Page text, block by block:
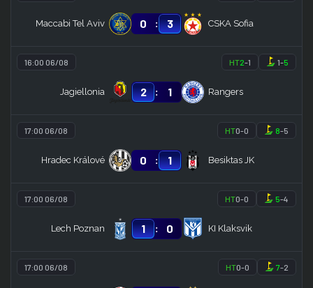
Maccabi Tel Aviv 0 : 3 CSKA Sofia
16:00 06/08 HT2-1 1-5
Jagiellonia 2 : 1 Rangers
17:00 06/08 HT0-0 8-5
Hradec Králové 0 : 1 Besiktas JK
17:00 06/08 HT0-0 5-4
Lech Poznan 1 : 0 KI Klaksvik
17:00 06/08 HT0-0 7-2